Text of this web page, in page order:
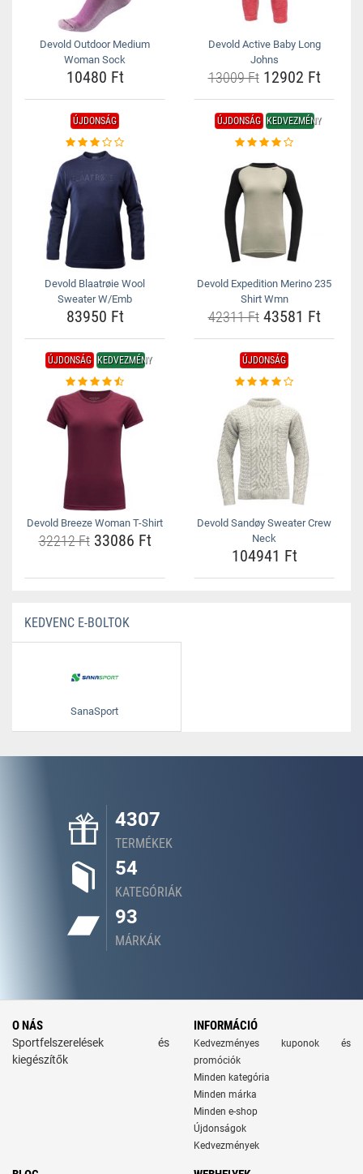
Devold Outdoor Medium
Woman Sock
10480 Ft
Devold Active Baby Long
Johns
13009 Ft12902 Ft
ÚJDONSÁG
Devold Blaatrøie Wool
Sweater W/Emb
83950 Ft
ÚJDONSÁG KEDVEZMÉNY
Devold Expedition Merino 235
Shirt Wmn
42311 Ft43581 Ft
ÚJDONSÁG KEDVEZMÉNY
Devold Breeze Woman T-Shirt
32212 Ft33086 Ft
ÚJDONSÁG
Devold Sandøy Sweater Crew
Neck
104941 Ft
KEDVENC E-BOLTOK
SanaSport
4307
TERMÉKEK
54
KATEGÓRIÁK
93
MÁRKÁK
O NÁS
Sportfelszerelések és
kiegészítők
INFORMÁCIÓ
Kedvezményes kuponok és
promóciók
Minden kategória
Minden márka
Minden e-shop
Újdonságok
Kedvezmények